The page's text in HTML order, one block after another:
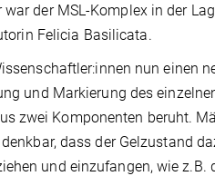
der MSL-Komplex in der
Felicia Basilicata.
nun einen
und Markierung des
zwei Komponenten beruht.
dass der Gelzustand
und einzufangen, wie z.B.